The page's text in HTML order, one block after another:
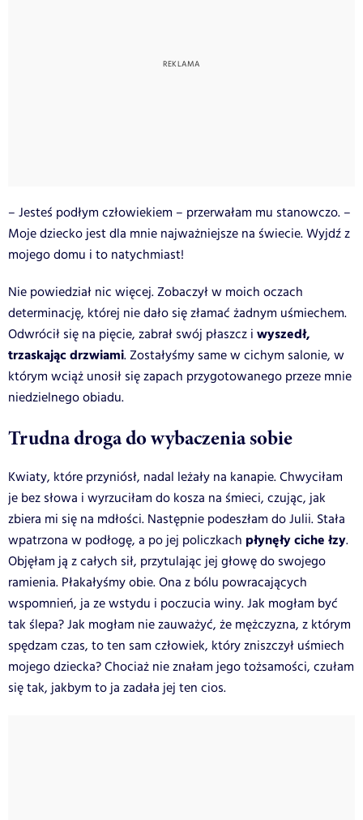
– Jesteś podłym człowiekiem – przerwałam mu stanowczo. –
Moje dziecko jest dla mnie najważniejsze na świecie. Wyjdź z
mojego domu i to natychmiast!
Nie powiedział nic więcej. Zobaczył w moich oczach
determinację, której nie dało się złamać żadnym uśmiechem.
Odwrócił się na pięcie, zabrał swój płaszcz i wyszedł,
trzaskając drzwiami. Zostałyśmy same w cichym salonie, w
którym wciąż unosił się zapach przygotowanego przeze mnie
niedzielnego obiadu.
Trudna droga do wybaczenia sobie
Kwiaty, które przyniósł, nadal leżały na kanapie. Chwyciłam
je bez słowa i wyrzuciłam do kosza na śmieci, czując, jak
zbiera mi się na mdłości. Następnie podeszłam do Julii. Stała
wpatrzona w podłogę, a po jej policzkach płynęły ciche łzy.
Objęłam ją z całych sił, przytulając jej głowę do swojego
ramienia. Płakałyśmy obie. Ona z bólu powracających
wspomnień, ja ze wstydu i poczucia winy. Jak mogłam być
tak ślepa? Jak mogłam nie zauważyć, że mężczyzna, z którym
spędzam czas, to ten sam człowiek, który zniszczył uśmiech
mojego dziecka? Chociaż nie znałam jego tożsamości, czułam
się tak, jakbym to ja zadała jej ten cios.